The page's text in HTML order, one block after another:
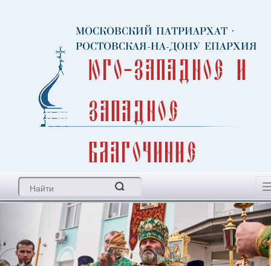
МОСКОВСКИЙ ПАТРИАРХАТ ·
РОСТОВСКАЯ-НА-ДОНУ ЕПАРХИЯ
Юго-Западное и
Западное
благочиние